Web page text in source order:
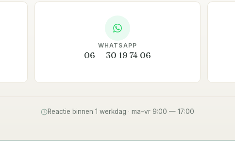
WHATSAPP
06 — 30 19 74 06
Reactie binnen 1 werkdag · ma–vr 9:00 — 17:00